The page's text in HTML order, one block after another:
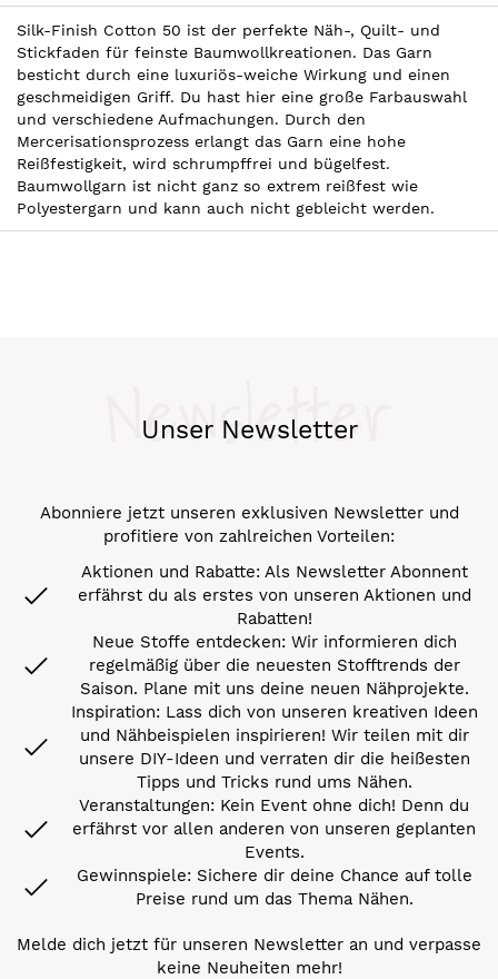
Silk-Finish Cotton 50 ist der perfekte Näh-, Quilt- und
Stickfaden für feinste Baumwollkreationen. Das Garn
besticht durch eine luxuriös-weiche Wirkung und einen
geschmeidigen Griff. Du hast hier eine große Farbauswahl
und verschiedene Aufmachungen. Durch den
Mercerisationsprozess erlangt das Garn eine hohe
Reißfestigkeit, wird schrumpffrei und bügelfest.
Baumwollgarn ist nicht ganz so extrem reißfest wie
Polyestergarn und kann auch nicht gebleicht werden.
Unser Newsletter
Newsletter
Abonniere jetzt unseren exklusiven Newsletter und
profitiere von zahlreichen Vorteilen:
Aktionen und Rabatte: Als Newsletter Abonnent
erfährst du als erstes von unseren Aktionen und
Rabatten!
Neue Stoffe entdecken: Wir informieren dich
regelmäßig über die neuesten Stofftrends der
Saison. Plane mit uns deine neuen Nähprojekte.
Inspiration: Lass dich von unseren kreativen Ideen
und Nähbeispielen inspirieren! Wir teilen mit dir
unsere DIY-Ideen und verraten dir die heißesten
Tipps und Tricks rund ums Nähen.
Veranstaltungen: Kein Event ohne dich! Denn du
erfährst vor allen anderen von unseren geplanten
Events.
Gewinnspiele: Sichere dir deine Chance auf tolle
Preise rund um das Thema Nähen.
Melde dich jetzt für unseren Newsletter an und verpasse
keine Neuheiten mehr!